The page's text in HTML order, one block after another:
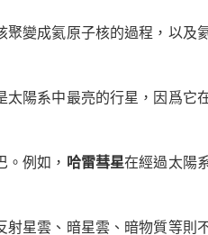
聚變成氦原子核的過程，以及
太陽系中最亮的行星，因爲它
例如， 哈雷彗星在經過太陽
射星雲、暗星雲、暗物質等則